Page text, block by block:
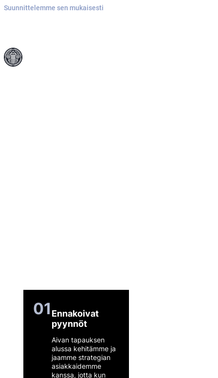
Suunnittelemme sen mukaisesti
01 Ennakoivat
pyynnöt
Aivan tapauksen
alussa kehitämme ja
jaamme strategian
asiakkaidemme
kanssa, jotta kun